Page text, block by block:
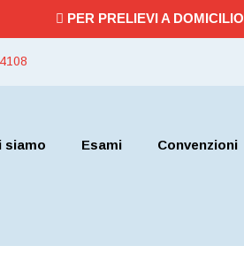
PER PRELIEVI A DOMICILIO
siamo Esami Convenzioni